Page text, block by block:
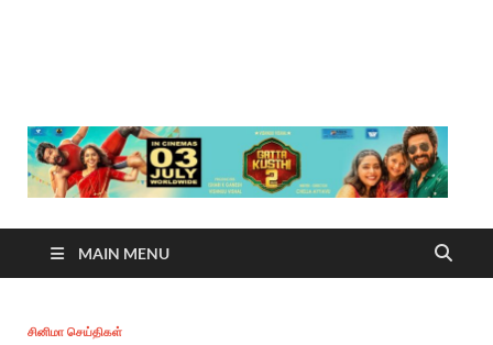
MAIN MENU
சினிமா செய்திகள்